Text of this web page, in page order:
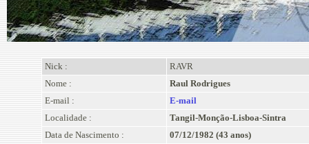
Nick :
RAVR
Nome :
Raul Rodrigues
E-mail :
E-mail
Localidade :
Tangil-Monção-Lisboa-Sintra
Data de Nascimento :
07/12/1982 (43 anos)